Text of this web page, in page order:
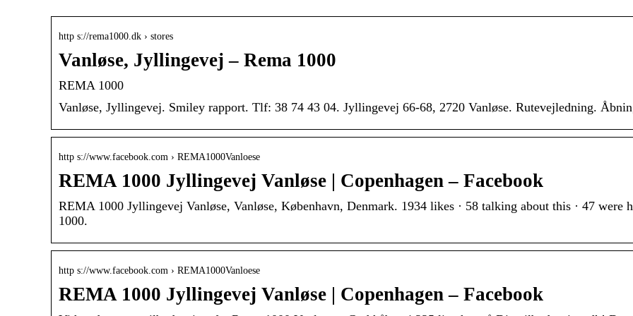
http s://rema1000.dk › stores
Vanløse, Jyllingevej – Rema 1000
REMA 1000
Vanløse, Jyllingevej. Smiley rapport. Tlf: 38 74 43 04. Jyllingevej 66-68, 2720 Vanløse. Rutevejledning.
http s://www.facebook.com › REMA1000Vanloese
REMA 1000 Jyllingevej Vanløse | Copenhagen – Facebook
REMA 1000 Jyllingevej Vanløse, Vanløse, København, Denmark. 1934 likes · 58 talking about this · 47
1000.
http s://www.facebook.com › REMA1000Vanloese
REMA 1000 Jyllingevej Vanløse | Copenhagen – Facebook